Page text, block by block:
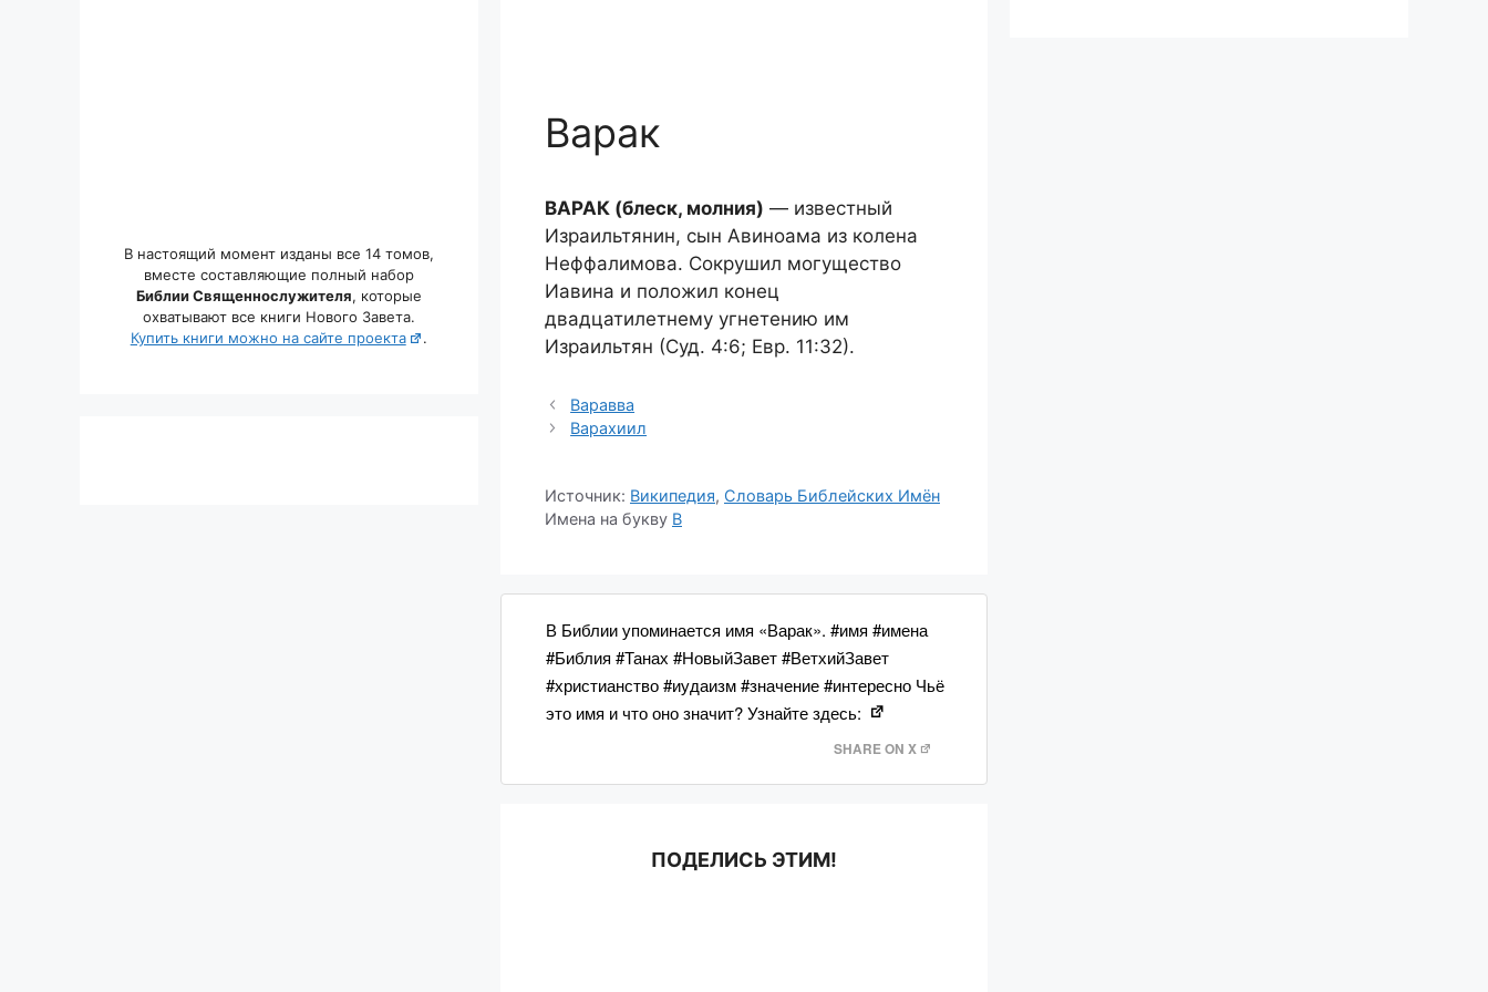
Варак
ВАРАК (блеск, молния) — известный
Израильтянин, сын Авиноама из колена
Неффалимова. Сокрушил могущество
Иавина и положил конец
двадцатилетнему угнетению им
Израильтян (Суд. 4:6; Евр. 11:32).
Варавва
Варахиил
Источник: Википедия, Словарь Библейских Имён
Имена на букву В
В Библии упоминается имя «Варак». #имя #имена
#Библия #Танах #НовыйЗавет #ВетхийЗавет
#христианство #иудаизм #значение #интересно Чьё
это имя и что оно значит? Узнайте здесь:
SHARE ON X
ПОДЕЛИСЬ ЭТИМ!
В настоящий момент изданы все 14 томов,
вместе составляющие полный набор
Библии Священнослужителя, которые
охватывают все книги Нового Завета.
Купить книги можно на сайте проекта
.